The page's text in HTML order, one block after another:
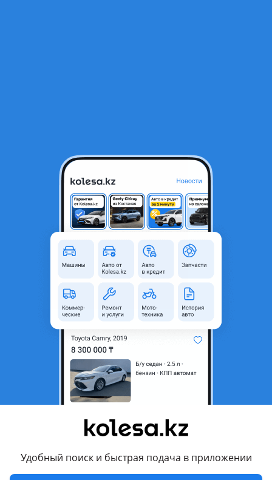
Удобный поиск и быстрая подача в приложении
Алматы, Алматинская
область
Новая
Есть доставка
Да
Подходит на авто
2012 - 2015 4 поколение (A4), 2015 - 2019 4 поколение
рестайлинг (A4)
Комментарий продавца
В наличий: